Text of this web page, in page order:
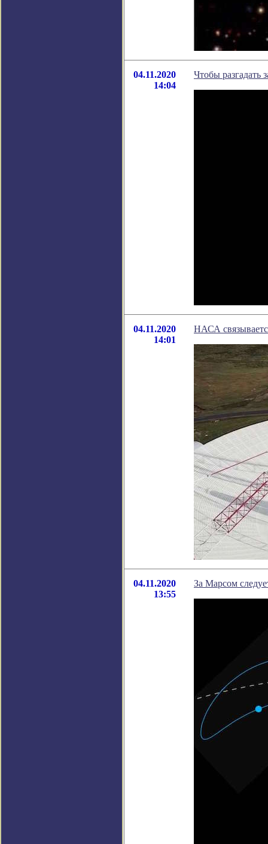
04.11.2020
14:04
Чтобы разгадать
04.11.2020
14:01
НАСА
04.11.2020
13:55
За Марсом